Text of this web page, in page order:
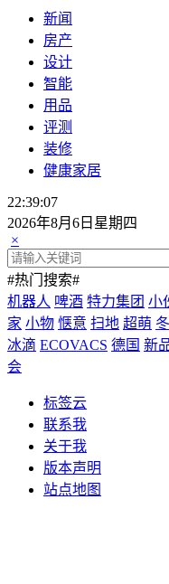
新闻
房产
设计
智能
用品
评测
装修
健康家居
22:39:09
2026年8月6日星期四
×
#热门搜索#
机器人 啤酒 特力集团 小
家 小物 惬意 扫地 超萌
冰滴 ECOVACS 德国 新
会
标签云
联系我
关于我
版本声明
站点地图